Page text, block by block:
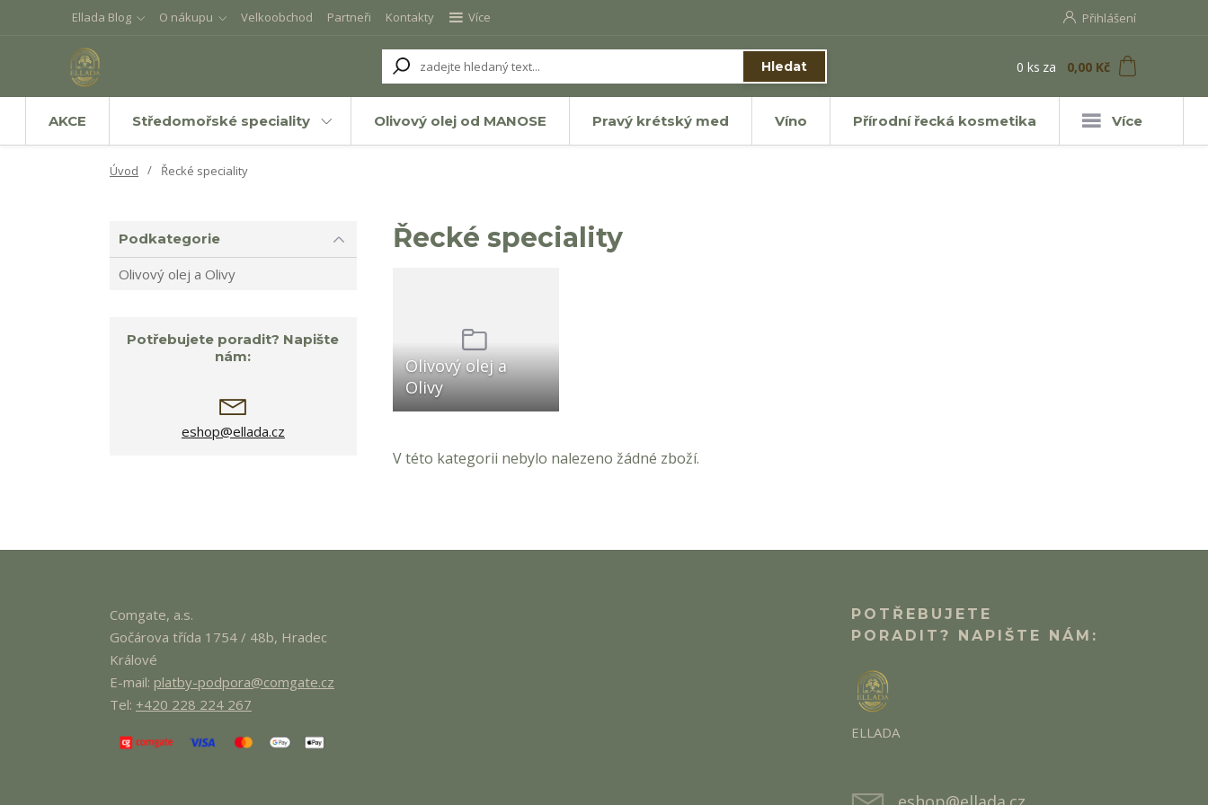
Ellada Blog O nákupu Velkoobchod Partneři Kontakty Více Přihlášení
Hledat 0 ks za 0,00 Kč
AKCE Středomořské speciality Olivový olej od MANOSE Pravý krétský med Víno Přírodní řecká kosmetika Více
Úvod Řecké speciality
Řecké speciality
Olivový olej a
Olivy
V této kategorii nebylo nalezeno žádné zboží.
Podkategorie
Olivový olej a Olivy
Potřebujete poradit? Napište
nám:
eshop@ellada.cz
Comgate, a.s.
Gočárova třída 1754 / 48b, Hradec
Králové
E-mail: platby-podpora@comgate.cz
Tel: +420 228 224 267
POTŘEBUJETE
PORADIT? NAPIŠTE NÁM:
ELLADA